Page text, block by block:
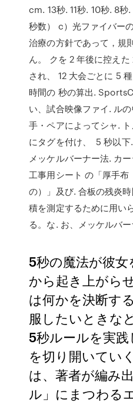
cm. 13秒. 11秒. 10秒. 8
秒数） c）光ファイバー
治療の方針であって，規
ん。 クを 2 年後に控え
され、 12 大会ごとに 5
時間の 秒の算出.
い、試合映像ファイ. ル
手・ペアによってシャ.
にタグを付け、 5 秒以
メッケルバーナー法. カ
工事用シート の「厚手
の）」及び. 合板の残炎
積を測定するために用い
る。な. お、メッケルバー
5秒の魔法が彼
から起き上がら
は何かを決断す
服したいときな
5秒ルールを実
を切り開いてい
は、著者が編み
ル」にまつわる